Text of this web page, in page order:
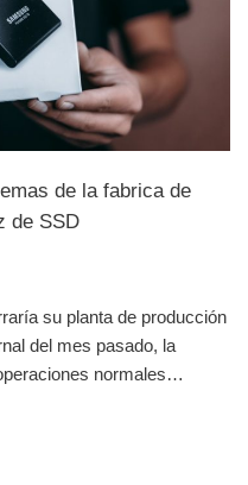
de la fabrica de
de SSD
su planta de producción
del mes pasado, la
normales…